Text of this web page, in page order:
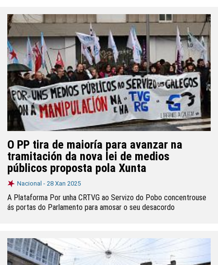
O PP tira de maioría para avanzar na
tramitación da nova lei de medios
públicos proposta pola Xunta
Nacional - 28 Xan 2025
A Plataforma Por unha CRTVG ao Servizo do Pobo concentrouse
ás portas do Parlamento para amosar o seu desacordo